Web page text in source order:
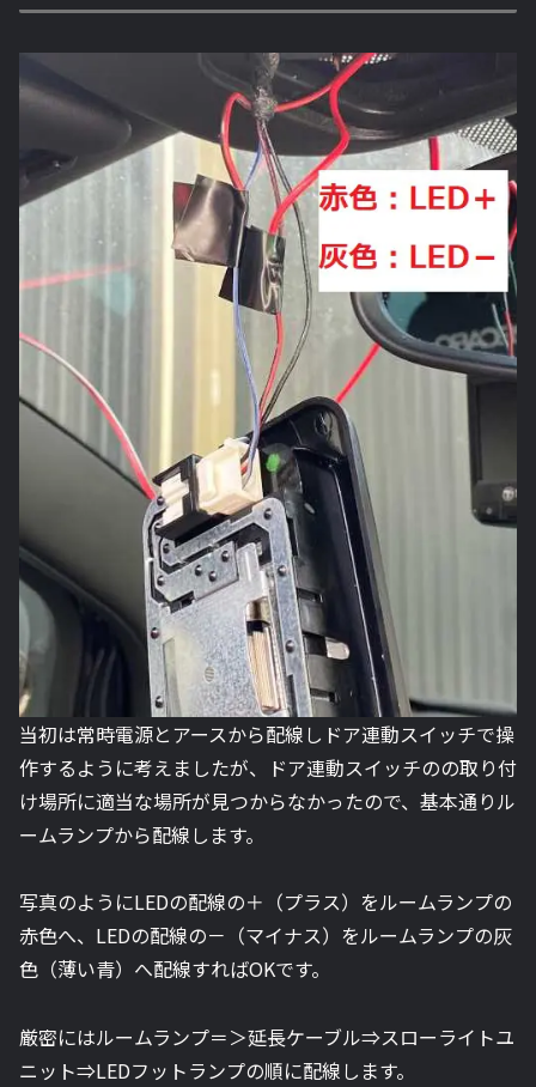
当初は常時電源とアースから配線しドア連動スイッチで操
作するように考えましたが、ドア連動スイッチのの取り付
け場所に適当な場所が見つからなかったので、基本通りル
ームランプから配線します。
写真のようにLEDの配線の＋（プラス）をルームランプの
赤色へ、LEDの配線の－（マイナス）をルームランプの灰
色（薄い青）へ配線すればOKです。
厳密にはルームランプ＝＞延長ケーブル⇒スローライトユ
ニット⇒LEDフットランプの順に配線します。